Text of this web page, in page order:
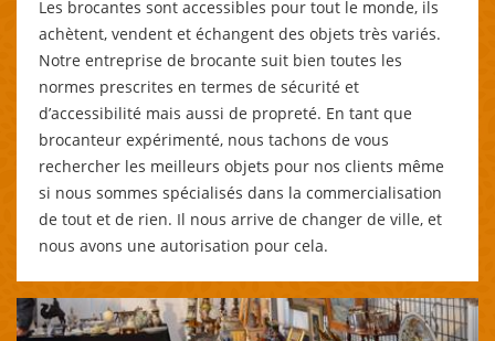
Les brocantes sont accessibles pour tout le monde, ils
achètent, vendent et échangent des objets très variés.
Notre entreprise de brocante suit bien toutes les
normes prescrites en termes de sécurité et
d’accessibilité mais aussi de propreté. En tant que
brocanteur expérimenté, nous tachons de vous
rechercher les meilleurs objets pour nos clients même
si nous sommes spécialisés dans la commercialisation
de tout et de rien. Il nous arrive de changer de ville, et
nous avons une autorisation pour cela.